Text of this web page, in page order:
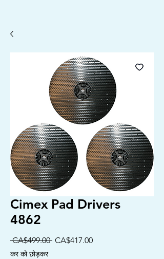
Cimex Pad Drivers
4862
CA$499.00 नियमित
CA$417.00बिक्री
कर को छोड़कर